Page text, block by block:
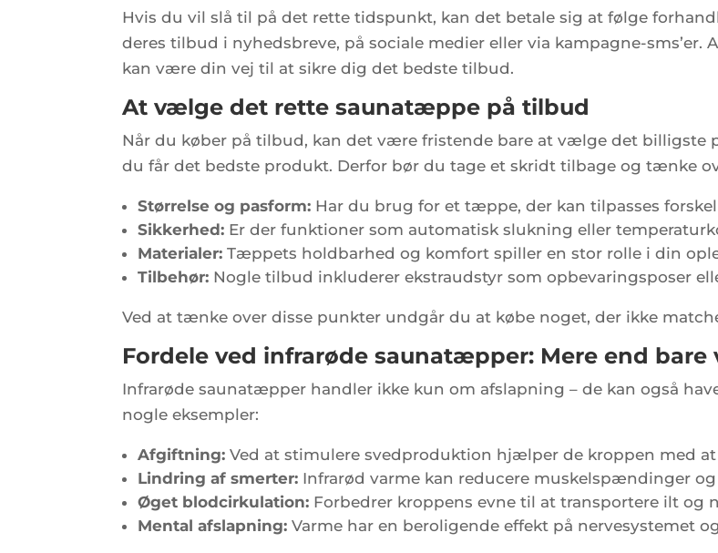
Hvis du vil slå til på det rette tidspunkt, kan det betale sig at følge
deres tilbud i nyhedsbreve, på sociale medier eller via kampagne-sms’er.
kan være din vej til at sikre dig det bedste tilbud.
At vælge det rette saunatæppe på tilbud
Når du køber på tilbud, kan det være fristende bare at vælge det billigste
du får det bedste produkt. Derfor bør du tage et skridt tilbage og tænke
Størrelse og pasform: Har du brug for et tæppe, der kan tilpasses
Sikkerhed: Er der funktioner som automatisk slukning eller
Materialer: Tæppets holdbarhed og komfort spiller en stor rolle i din
Tilbehør: Nogle tilbud inkluderer ekstraudstyr som opbevaringsposer
Ved at tænke over disse punkter undgår du at købe noget, der ikke
Fordele ved infrarøde saunatæpper: Mere end bare
Infrarøde saunatæpper handler ikke kun om afslapning – de kan også
nogle eksempler:
Afgiftning: Ved at stimulere svedproduktion hjælper de kroppen med
Lindring af smerter: Infrarød varme kan reducere muskelspændinger
Øget blodcirkulation: Forbedrer kroppens evne til at transportere ilt og
Mental afslapning: Varme har en beroligende effekt på nervesystemet